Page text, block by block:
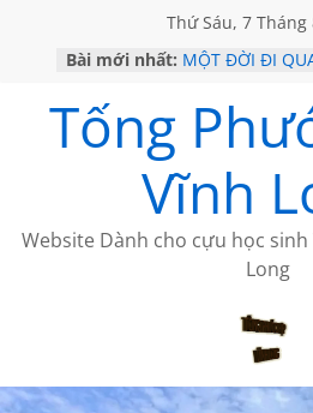
Thứ Sáu, 7 Tháng
Bài mới nhất: MỘT ĐỜI ĐI
KHÔNG ĐỀ 19
CHÙM THƠ
GIÃ TỪ ĐÀ
HỌC SỬ HỒI
Tống
Vĩnh
Website Dành cho cựu học
Long